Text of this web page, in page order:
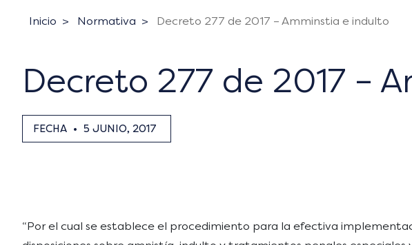
Inicio Normativa Decreto 277 de 2017 – Amminstia e indulto
Decreto 277 de 2017 –
FECHA • 5 JUNIO, 2017
“Por el cual se establece el procedimiento para la efectiva